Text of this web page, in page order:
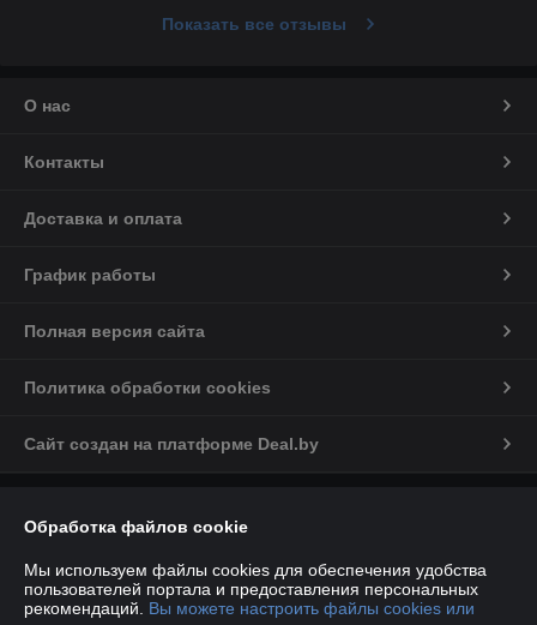
Показать все отзывы
О нас
Контакты
Доставка и оплата
График работы
Полная версия сайта
Политика обработки cookies
Сайт создан на платформе Deal.by
224012, РБ, Брестская обл., г. Брест, ул. Дзержинского, д.34, пом.№41
Регистрационный номер ЕГР: 290468380
Обработка файлов cookie
Мы используем файлы cookies для обеспечения удобства
пользователей портала и предоставления персональных
рекомендаций. Вы можете настроить файлы cookies или